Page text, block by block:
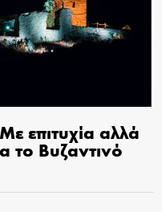
επιτυχία αλλά
Βυζαντινό